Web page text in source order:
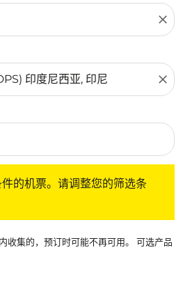
close
close
的机票。请调整您的筛选条
收集的，预订时可能不再可用。 可选产品